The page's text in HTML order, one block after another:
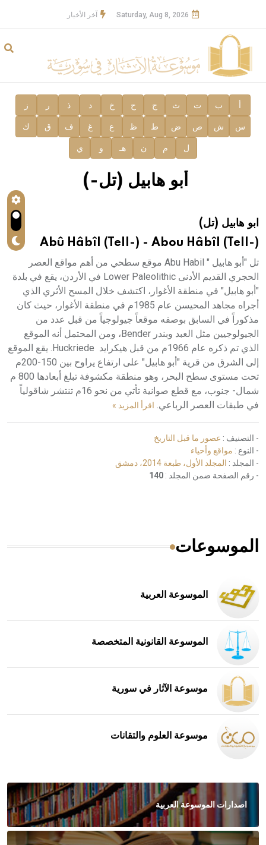
Saturday, Aug 8, 2026 آخر الأخبار
أ ب ت ث ج ح خ د ذ ر ز
س ش ص ض ط ظ ع غ ف ق ك
ل م ن هـ و ي
أبو هابيل (تل-)
ابو هابيل (تل)
Abû Hâbîl (Tell-) - Abou Hâbîl (Tell-)
تل "أبو هابيل " Abu Habil موقع سطحي من أهم مواقع العصر
الحجري القديم الأدنى Lower Paleolithic في الأردن، يقع في بلدة
"أبو هابيل" في منطقة الأغوار، اكتشف خلال المسح الأثري الذي
أجراه مجاهد المحيسن عام 1985م في منطقة الأغوار، حيث كان
مذكوراً في السابق بوصفه موقعاً جيولوجياً من قبل عدد من
الجيولوجيين مثل العبد وبندر Bender، ومن المحتمل أنه الموقع
الذي تم ذكره عام 1966م من قبل هيكرايد Huckriede. يقع الموقع
إلى الشرق من قرية "أبو هابيل" على ارتفاع يراوح بين 150-200م
تحت مستوى سطح البحر، وهو منطقة مكشوفة تبلغ أبعادها 800 م
شمال- جنوب، مع قطع صوانية تأتي من نحو 16م تنتشر شاقولياً
في طبقات العصر الرباعي. اقرأ المزيد »
- التصنيف : عصور ما قبل التاريخ
- النوع : مواقع وأحياء
- المجلد : المجلد الأول، طبعة 2014، دمشق
- رقم الصفحة ضمن المجلد : 140
الموسوعات
الموسوعة العربية
الموسوعة القانونية المتخصصة
موسوعة الآثار في سورية
موسوعة العلوم والتقانات
اصدارات الموسوعة العربية